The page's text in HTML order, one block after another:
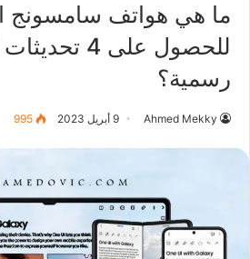
ما هي هواتف سامسونج
للحصول على 4
رسمية؟
Ahmed Mekky 9 أبريل 2023 995